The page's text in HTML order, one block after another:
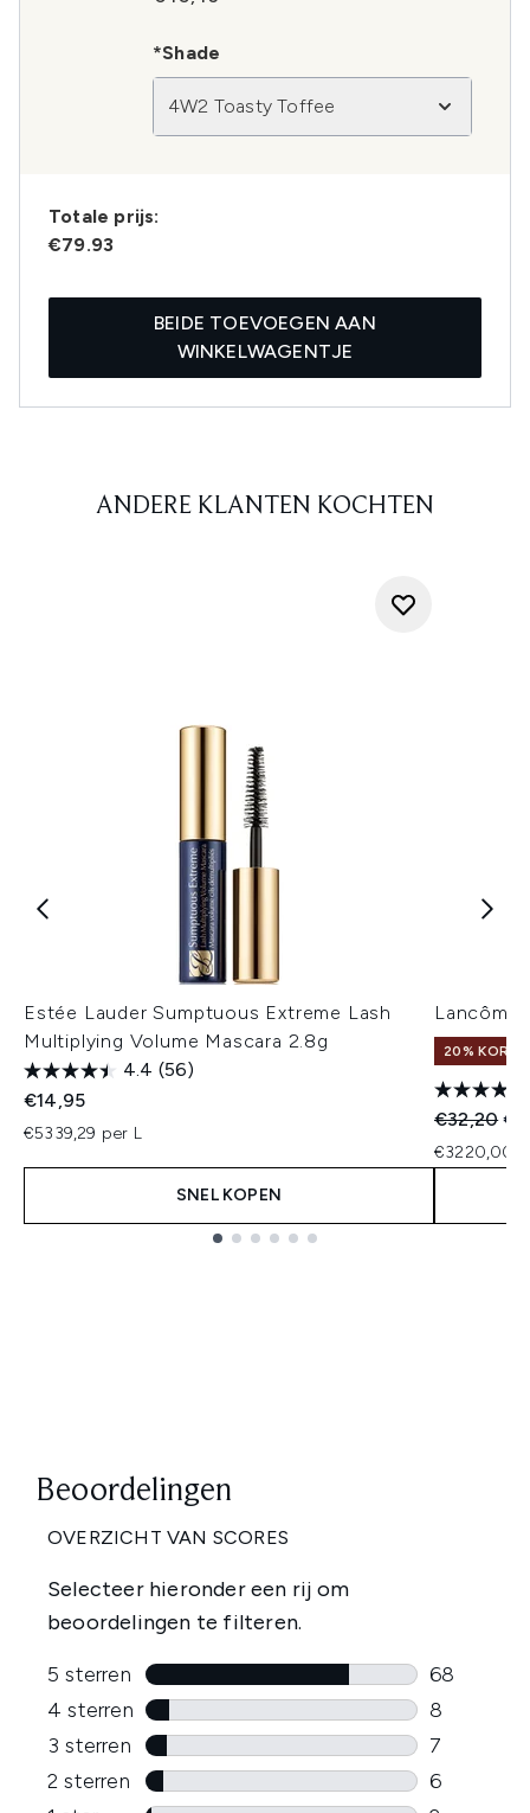
*Shade
4W2 Toasty Toffee
Totale prijs:
€79.93
BEIDE TOEVOEGEN AAN
WINKELWAGENTJE
ANDERE KLANTEN KOCHTEN
Estée Lauder Sumptuous Extreme Lash
Multiplying Volume Mascara 2.8g
4.4 (56)
€14,95
€5339,29 per L
SNEL KOPEN
Lancôme
20%
€32,20
€3220,00